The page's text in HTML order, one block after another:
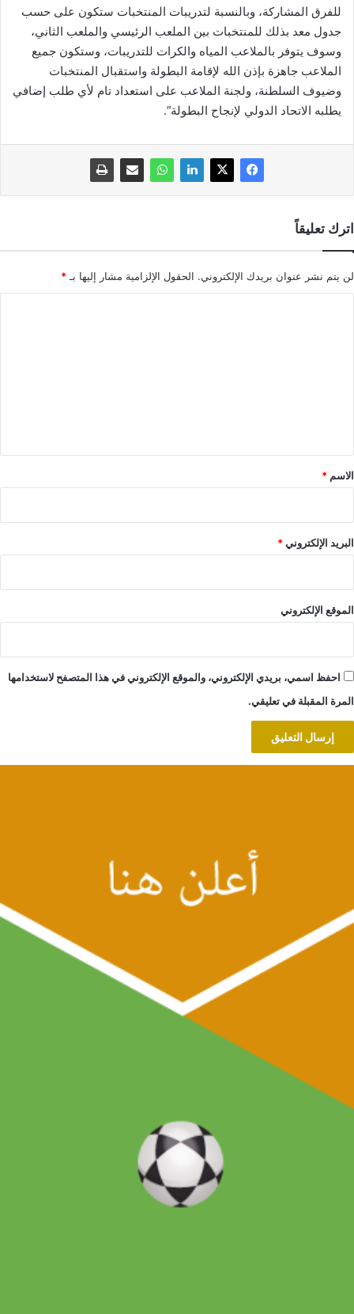
للفرق المشاركة، وبالنسبة لتدريبات المنتخبات ستكون على حسب
جدول معد بذلك للمنتخبات بين الملعب الرئيسي والملعب الثاني،
وسوف يتوفر بالملاعب المياه والكرات للتدريبات، وستكون جميع
الملاعب جاهزة بإذن الله لإقامة البطولة واستقبال المنتخبات
وضيوف السلطنة، ولجنة الملاعب على استعداد تام لأي طلب إضافي
يطلبه الاتحاد الدولي لإنجاح البطولة”.
اترك تعليقاً
لن يتم نشر عنوان بريدك الإلكتروني. الحقول الإلزامية مشار إليها بـ*
*
الاسم *
البريد الإلكتروني*
الموقع الإلكتروني
احفظ اسمي، بريدي الإلكتروني، والموقع الإلكتروني في هذا المتصفح لاستخدامها
المرة المقبلة في تعليقي.